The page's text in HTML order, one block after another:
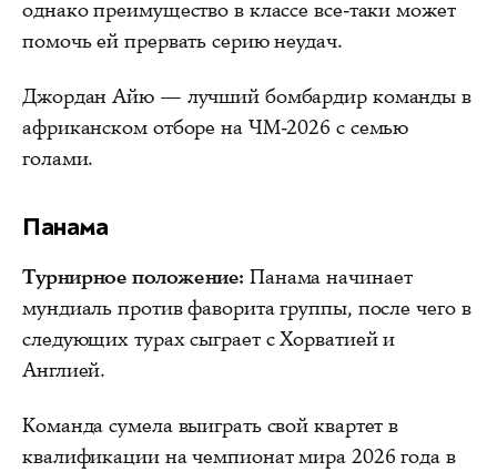
однако преимущество в классе все-таки может
помочь ей прервать серию неудач.
Джордан Айю — лучший бомбардир команды в
африканском отборе на ЧМ-2026 с семью
голами.
Панама
Турнирное положение: Панама начинает
мундиаль против фаворита группы, после чего в
следующих турах сыграет с Хорватией и
Англией.
Команда сумела выиграть свой квартет в
квалификации на чемпионат мира 2026 года в